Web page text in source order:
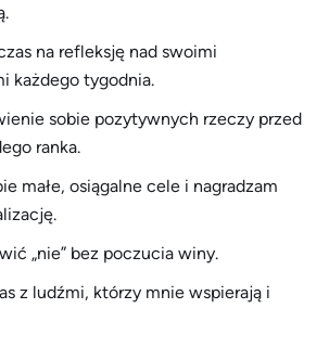
na refleksję nad swoimi
każdego tygodnia.
sobie pozytywnych rzeczy przed
ranka.
małe, osiągalne cele i nagradzam
„nie” bez poczucia winy.
z ludźmi, którzy mnie wspierają i